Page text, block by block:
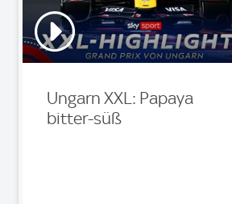
Ungarn XXL: Papaya
bitter-süß